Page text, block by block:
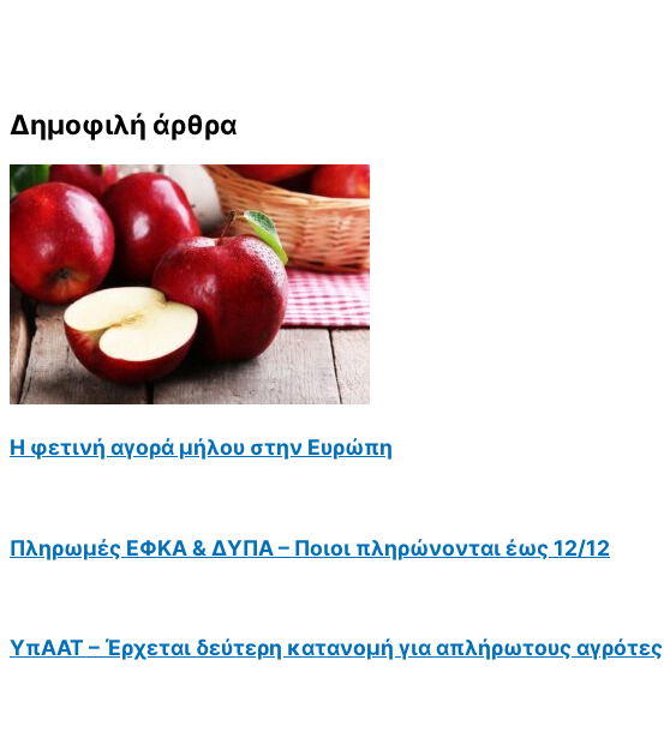
Δημοφιλή άρθρα
Η φετινή αγορά μήλου στην Ευρώπη
Πληρωμές ΕΦΚΑ & ΔΥΠΑ – Ποιοι πληρώνονται έως 12/12
ΥπΑΑΤ – Έρχεται δεύτερη κατανομή για απλήρωτους αγρότες